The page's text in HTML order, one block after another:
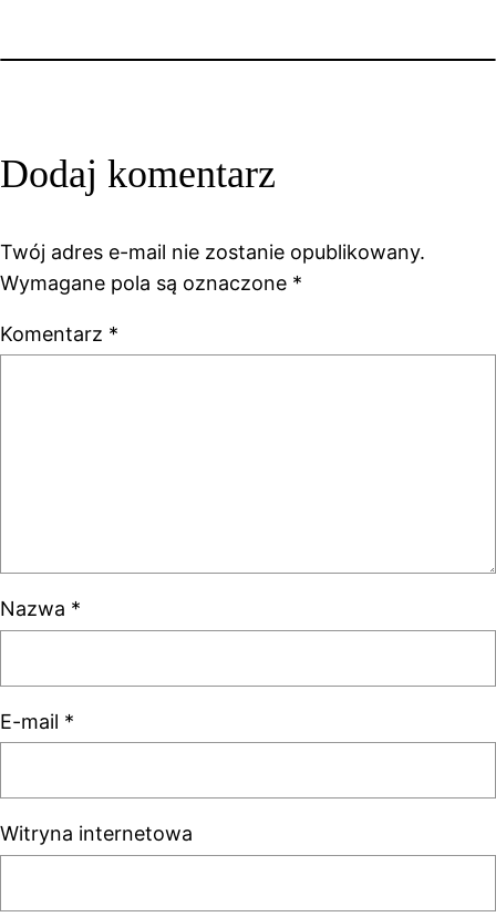
Dodaj komentarz
Twój adres e-mail nie zostanie opublikowany.
Wymagane pola są oznaczone *
Komentarz *
Nazwa *
E-mail *
Witryna internetowa